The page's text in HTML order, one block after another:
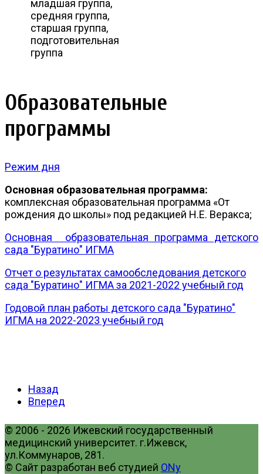
младшая группа,
средняя группа,
старшая группа,
подготовительная
группа
Образовательные
программы
Режим дня
Основная образовательная программа:
комплексная образовательная программа «От
рождения до школы» под редакцией Н.Е. Веракса;
Основная образовательная программа детского
сада "Буратино" ИГМА
Отчет о результатах самообследования детского
сада "Буратино" ИГМА за 2021-2022 учебный год
Годовой план работы детского сада "Буратино"
ИГМА на 2022-2023 учебный год
Назад
Вперед
© 2006 - 2026 Ижевский государственный
медицинский университет. г.Ижевск,
ул.Коммунаров, 281.
© Сайт разработан веб студией ONy